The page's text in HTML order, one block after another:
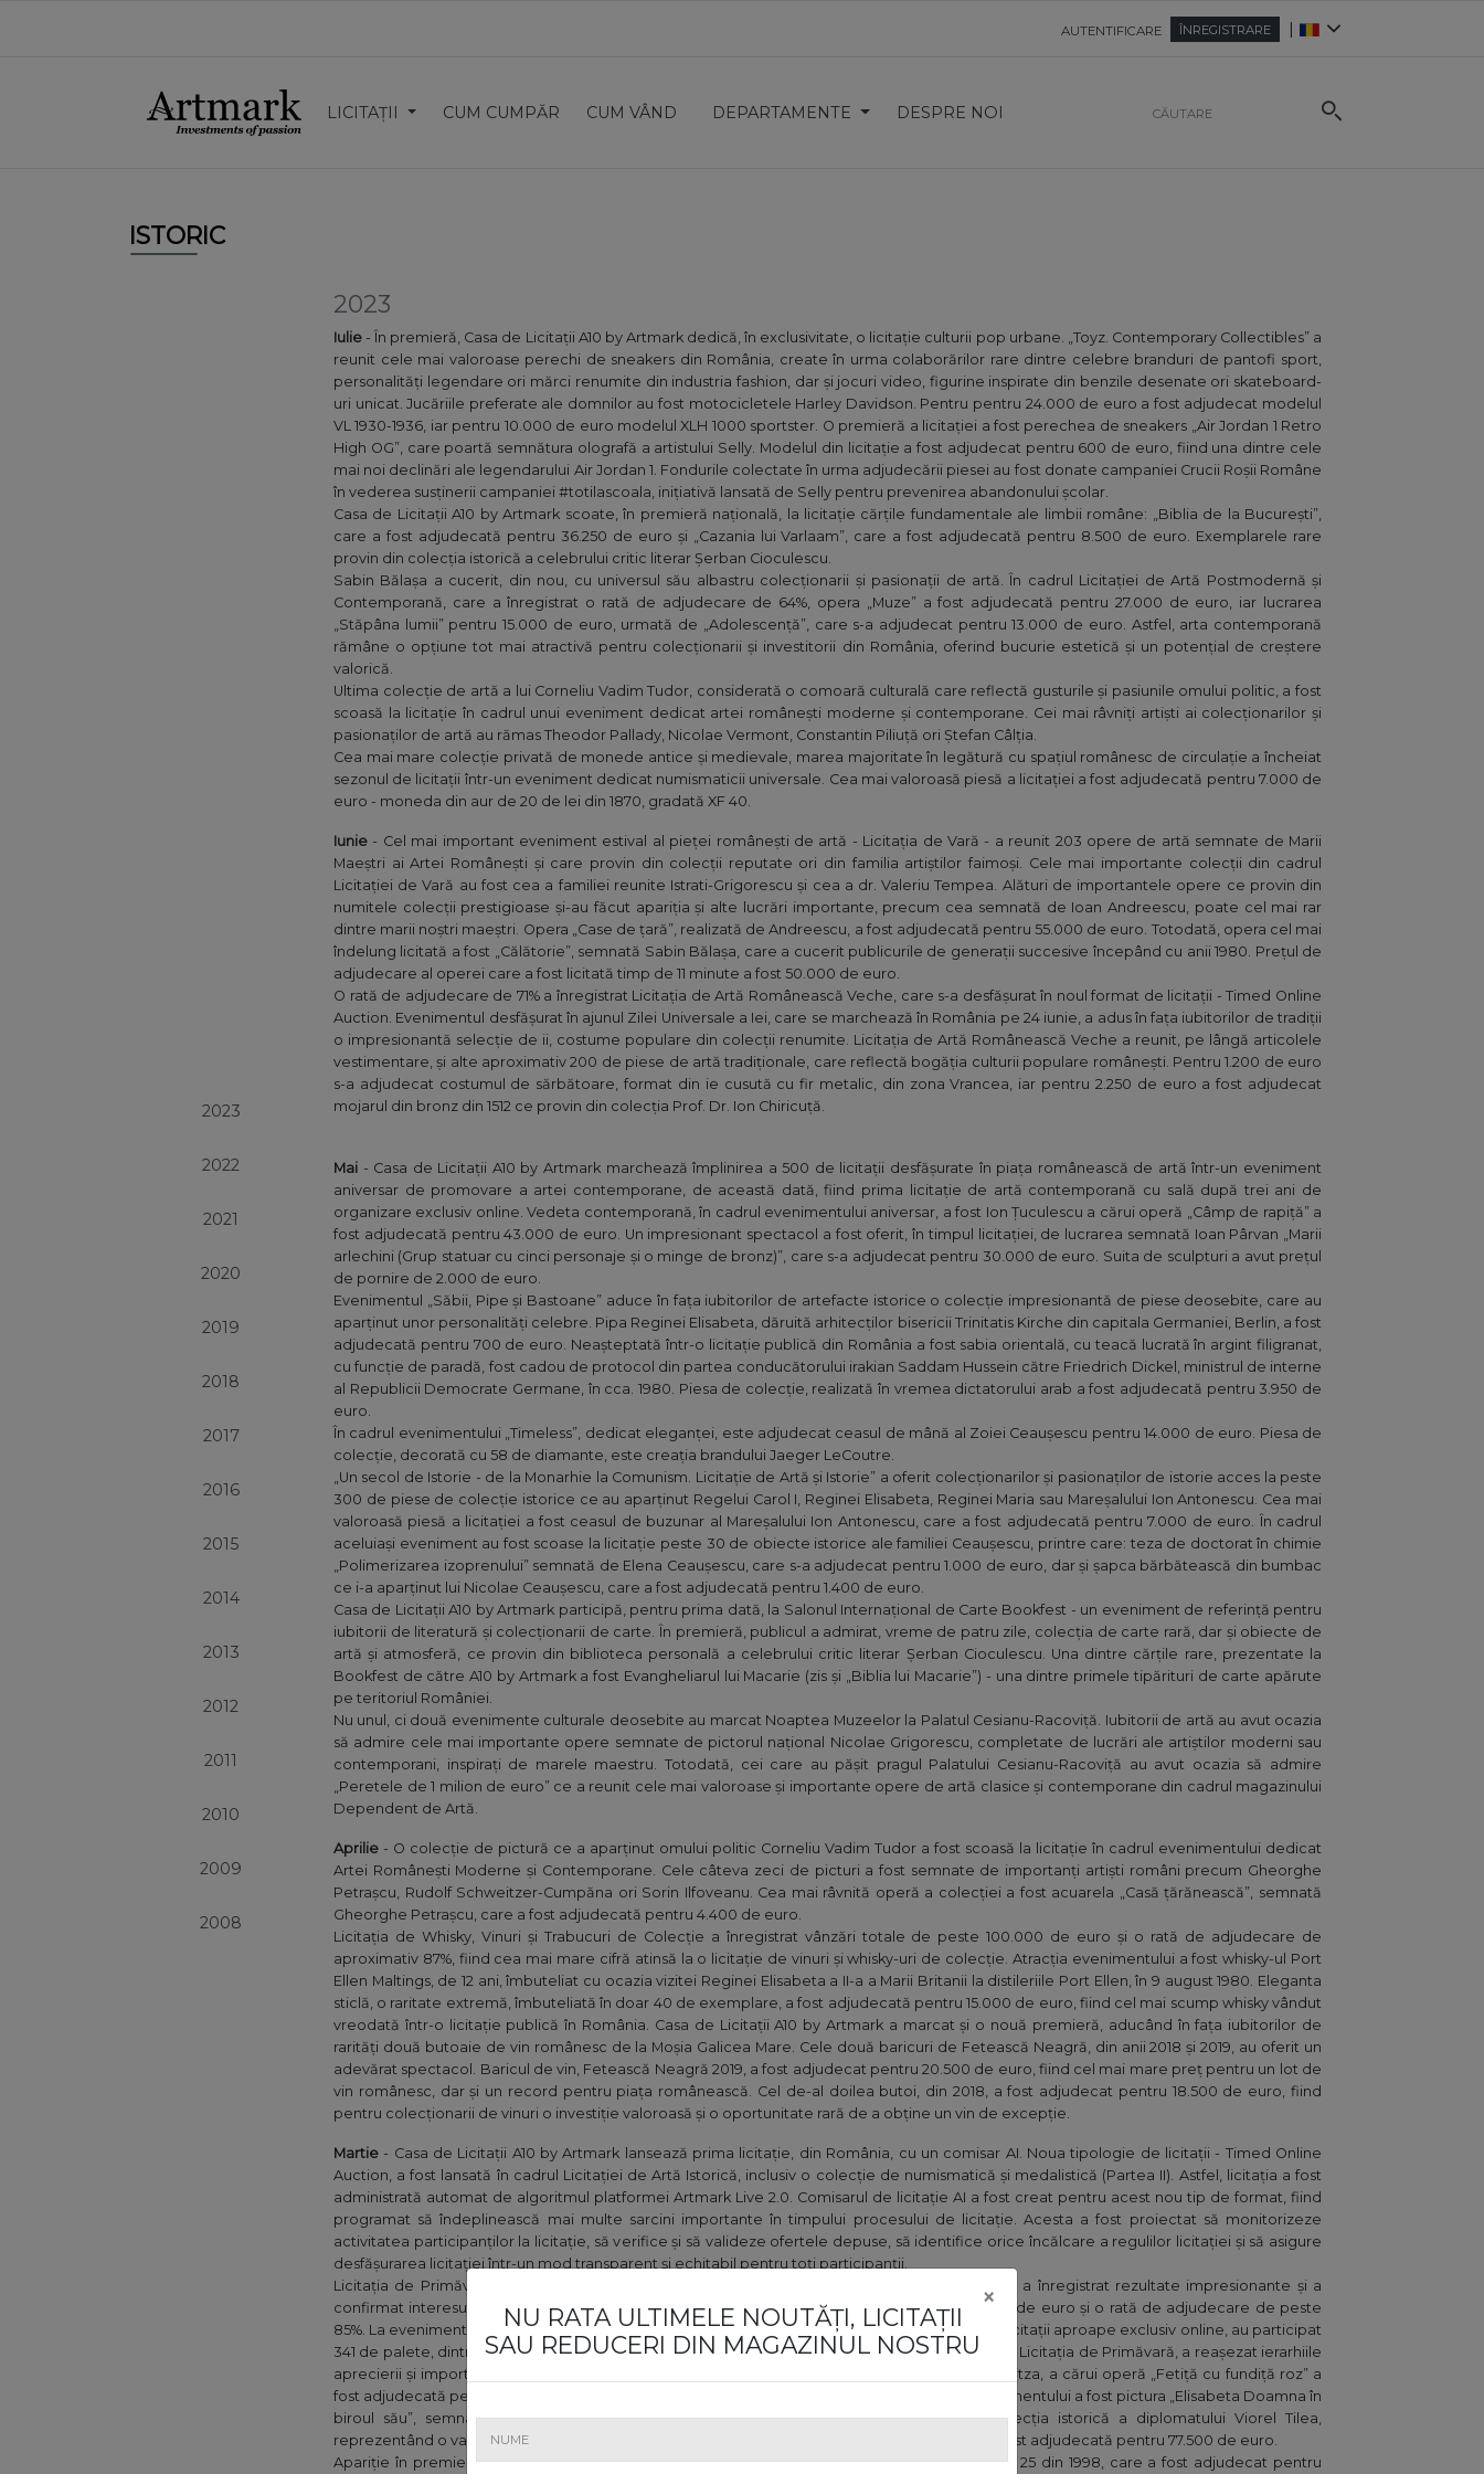
AUTENTIFICARE ÎNREGISTRARE |
LICITAȚII CUM CUMPĂR CUM VÂND DEPARTAMENTE DESPRE NOI
ISTORIC
2023
2022
2021
2020
2019
2018
2017
2016
2015
2014
2013
2012
2011
2010
2009
2008
2023
Iulie - În premieră, Casa de Licitații A10 by Artmark dedică, în exclusivitate, o licitație culturii pop urbane. „Toyz. Contemporary Collectibles” a
reunit cele mai valoroase perechi de sneakers din România, create în urma colaborărilor rare dintre celebre branduri de pantofi sport,
personalități legendare ori mărci renumite din industria fashion, dar și jocuri video, figurine inspirate din benzile desenate ori skateboard-
uri unicat. Jucăriile preferate ale domnilor au fost motocicletele Harley Davidson. Pentru pentru 24.000 de euro a fost adjudecat modelul
VL 1930-1936, iar pentru 10.000 de euro modelul XLH 1000 sportster. O premieră a licitației a fost perechea de sneakers „Air Jordan 1 Retro
High OG”, care poartă semnătura olografă a artistului Selly. Modelul din licitație a fost adjudecat pentru 600 de euro, fiind una dintre cele
mai noi declinări ale legendarului Air Jordan 1. Fondurile colectate în urma adjudecării piesei au fost donate campaniei Crucii Roșii Române
în vederea susținerii campaniei #totilascoala, inițiativă lansată de Selly pentru prevenirea abandonului școlar.
Casa de Licitații A10 by Artmark scoate, în premieră națională, la licitație cărțile fundamentale ale limbii române: „Biblia de la București”,
care a fost adjudecată pentru 36.250 de euro și „Cazania lui Varlaam”, care a fost adjudecată pentru 8.500 de euro. Exemplarele rare
provin din colecția istorică a celebrului critic literar Șerban Cioculescu.
Sabin Bălașa a cucerit, din nou, cu universul său albastru colecționarii și pasionații de artă. În cadrul Licitației de Artă Postmodernă și
Contemporană, care a înregistrat o rată de adjudecare de 64%, opera „Muze” a fost adjudecată pentru 27.000 de euro, iar lucrarea
„Stăpâna lumii” pentru 15.000 de euro, urmată de „Adolescență”, care s-a adjudecat pentru 13.000 de euro. Astfel, arta contemporană
rămâne o opțiune tot mai atractivă pentru colecționarii și investitorii din România, oferind bucurie estetică și un potențial de creștere
valorică.
Ultima colecție de artă a lui Corneliu Vadim Tudor, considerată o comoară culturală care reflectă gusturile și pasiunile omului politic, a fost
scoasă la licitație în cadrul unui eveniment dedicat artei românești moderne și contemporane. Cei mai râvniți artiști ai colecționarilor și
pasionaților de artă au rămas Theodor Pallady, Nicolae Vermont, Constantin Piliuță ori Ștefan Câlția.
Cea mai mare colecție privată de monede antice și medievale, marea majoritate în legătură cu spațiul românesc de circulație a încheiat
sezonul de licitații într-un eveniment dedicat numismaticii universale. Cea mai valoroasă piesă a licitației a fost adjudecată pentru 7.000 de
euro - moneda din aur de 20 de lei din 1870, gradată XF 40.
Iunie - Cel mai important eveniment estival al pieței românești de artă - Licitația de Vară - a reunit 203 opere de artă semnate de Marii
Maeștri ai Artei Românești și care provin din colecții reputate ori din familia artiștilor faimoși. Cele mai importante colecții din cadrul
Licitației de Vară au fost cea a familiei reunite Istrati-Grigorescu și cea a dr. Valeriu Tempea. Alături de importantele opere ce provin din
numitele colecții prestigioase și-au făcut apariția și alte lucrări importante, precum cea semnată de Ioan Andreescu, poate cel mai rar
dintre marii noștri maeștri. Opera „Case de țară”, realizată de Andreescu, a fost adjudecată pentru 55.000 de euro. Totodată, opera cel mai
îndelung licitată a fost „Călătorie”, semnată Sabin Bălașa, care a cucerit publicurile de generații succesive începând cu anii 1980. Prețul de
adjudecare al operei care a fost licitată timp de 11 minute a fost 50.000 de euro.
O rată de adjudecare de 71% a înregistrat Licitația de Artă Românească Veche, care s-a desfășurat în noul format de licitații - Timed Online
Auction. Evenimentul desfășurat în ajunul Zilei Universale a Iei, care se marchează în România pe 24 iunie, a adus în fața iubitorilor de tradiții
o impresionantă selecție de ii, costume populare din colecții renumite. Licitația de Artă Românească Veche a reunit, pe lângă articolele
vestimentare, și alte aproximativ 200 de piese de artă tradiționale, care reflectă bogăția culturii populare românești. Pentru 1.200 de euro
s-a adjudecat costumul de sărbătoare, format din ie cusută cu fir metalic, din zona Vrancea, iar pentru 2.250 de euro a fost adjudecat
mojarul din bronz din 1512 ce provin din colecția Prof. Dr. Ion Chiricuță.
Mai - Casa de Licitații A10 by Artmark marchează împlinirea a 500 de licitații desfășurate în piața românească de artă într-un eveniment
aniversar de promovare a artei contemporane, de această dată, fiind prima licitație de artă contemporană cu sală după trei ani de
organizare exclusiv online. Vedeta contemporană, în cadrul evenimentului aniversar, a fost Ion Țuculescu a cărui operă „Câmp de rapiță” a
fost adjudecată pentru 43.000 de euro. Un impresionant spectacol a fost oferit, în timpul licitației, de lucrarea semnată Ioan Pârvan „Marii
arlechini (Grup statuar cu cinci personaje și o minge de bronz)”, care s-a adjudecat pentru 30.000 de euro. Suita de sculpturi a avut prețul
de pornire de 2.000 de euro.
Evenimentul „Săbii, Pipe și Bastoane” aduce în fața iubitorilor de artefacte istorice o colecție impresionantă de piese deosebite, care au
aparținut unor personalități celebre. Pipa Reginei Elisabeta, dăruită arhitecților bisericii Trinitatis Kirche din capitala Germaniei, Berlin, a fost
adjudecată pentru 700 de euro. Neașteptată într-o licitație publică din România a fost sabia orientală, cu teacă lucrată în argint filigranat,
cu funcție de paradă, fost cadou de protocol din partea conducătorului irakian Saddam Hussein către Friedrich Dickel, ministrul de interne
al Republicii Democrate Germane, în cca. 1980. Piesa de colecție, realizată în vremea dictatorului arab a fost adjudecată pentru 3.950 de
euro.
În cadrul evenimentului „Timeless”, dedicat eleganței, este adjudecat ceasul de mână al Zoiei Ceaușescu pentru 14.000 de euro. Piesa de
colecție, decorată cu 58 de diamante, este creația brandului Jaeger LeCoutre.
„Un secol de Istorie - de la Monarhie la Comunism. Licitație de Artă și Istorie” a oferit colecționarilor și pasionaților de istorie acces la peste
300 de piese de colecție istorice ce au aparținut Regelui Carol I, Reginei Elisabeta, Reginei Maria sau Mareșalului Ion Antonescu. Cea mai
valoroasă piesă a licitației a fost ceasul de buzunar al Mareșalului Ion Antonescu, care a fost adjudecată pentru 7.000 de euro. În cadrul
aceluiași eveniment au fost scoase la licitație peste 30 de obiecte istorice ale familiei Ceaușescu, printre care: teza de doctorat în chimie
„Polimerizarea izoprenului” semnată de Elena Ceaușescu, care s-a adjudecat pentru 1.000 de euro, dar și șapca bărbătească din bumbac
ce i-a aparținut lui Nicolae Ceaușescu, care a fost adjudecată pentru 1.400 de euro.
Casa de Licitații A10 by Artmark participă, pentru prima dată, la Salonul Internațional de Carte Bookfest - un eveniment de referință pentru
iubitorii de literatură și colecționarii de carte. În premieră, publicul a admirat, vreme de patru zile, colecția de carte rară, dar și obiecte de
artă și atmosferă, ce provin din biblioteca personală a celebrului critic literar Șerban Cioculescu. Una dintre cărțile rare, prezentate la
Bookfest de către A10 by Artmark a fost Evangheliarul lui Macarie (zis și „Biblia lui Macarie”) - una dintre primele tipărituri de carte apărute
pe teritoriul României.
Nu unul, ci două evenimente culturale deosebite au marcat Noaptea Muzeelor la Palatul Cesianu-Racoviță. Iubitorii de artă au avut ocazia
să admire cele mai importante opere semnate de pictorul național Nicolae Grigorescu, completate de lucrări ale artiștilor moderni sau
contemporani, inspirați de marele maestru. Totodată, cei care au pășit pragul Palatului Cesianu-Racoviță au avut ocazia să admire
„Peretele de 1 milion de euro” ce a reunit cele mai valoroase și importante opere de artă clasice și contemporane din cadrul magazinului
Dependent de Artă.
Aprilie - O colecție de pictură ce a aparținut omului politic Corneliu Vadim Tudor a fost scoasă la licitație în cadrul evenimentului dedicat
Artei Românești Moderne și Contemporane. Cele câteva zeci de picturi a fost semnate de importanți artiști români precum Gheorghe
Petrașcu, Rudolf Schweitzer-Cumpăna ori Sorin Ilfoveanu. Cea mai râvnită operă a colecției a fost acuarela „Casă țărănească”, semnată
Gheorghe Petrașcu, care a fost adjudecată pentru 4.400 de euro.
Licitația de Whisky, Vinuri și Trabucuri de Colecție a înregistrat vânzări totale de peste 100.000 de euro și o rată de adjudecare de
aproximativ 87%, fiind cea mai mare cifră atinsă la o licitație de vinuri și whisky-uri de colecție. Atracția evenimentului a fost whisky-ul Port
Ellen Maltings, de 12 ani, îmbuteliat cu ocazia vizitei Reginei Elisabeta a II-a a Marii Britanii la distileriile Port Ellen, în 9 august 1980. Eleganta
sticlă, o raritate extremă, îmbuteliată în doar 40 de exemplare, a fost adjudecată pentru 15.000 de euro, fiind cel mai scump whisky vândut
vreodată într-o licitație publică în România. Casa de Licitații A10 by Artmark a marcat și o nouă premieră, aducând în fața iubitorilor de
rarități două butoaie de vin românesc de la Moșia Galicea Mare. Cele două baricuri de Fetească Neagră, din anii 2018 și 2019, au oferit un
adevărat spectacol. Baricul de vin, Fetească Neagră 2019, a fost adjudecat pentru 20.500 de euro, fiind cel mai mare preț pentru un lot de
vin românesc, dar și un record pentru piața românească. Cel de-al doilea butoi, din 2018, a fost adjudecat pentru 18.500 de euro, fiind
pentru colecționarii de vinuri o investiție valoroasă și o oportunitate rară de a obține un vin de excepție.
Martie - Casa de Licitații A10 by Artmark lansează prima licitație, din România, cu un comisar AI. Noua tipologie de licitații - Timed Online
Auction, a fost lansată în cadrul Licitației de Artă Istorică, inclusiv o colecție de numismatică și medalistică (Partea II). Astfel, licitația a fost
administrată automat de algoritmul platformei Artmark Live 2.0. Comisarul de licitație AI a fost creat pentru acest nou tip de format, fiind
programat să îndeplinească mai multe sarcini importante în timpului procesului de licitație. Acesta a fost proiectat să monitorizeze
activitatea participanților la licitație, să verifice și să valideze ofertele depuse, să identifice orice încălcare a regulilor licitației și să asigure
desfășurarea licitației într-un mod transparent și echitabil pentru toți participanții.
Licitația de Primăvară, cel mai mare eveniment al pieței românești de artă din acest sezon, a înregistrat rezultate impresionante și a
confirmat interesul solid pentru arta românească importantă: un total de aproximativ 1 milion de euro și o rată de adjudecare de peste
85%. La evenimentul aniversar - Licitația cu nr. 500, organizat pentru prima dată după 3 ani de licitații aproape exclusiv online, au participat
341 de palete, dintre care 80 de palete în sală și prin telefon. Evenimentul aniversar, cu nr. 500 - Licitația de Primăvară, a reașezat ierarhiile
aprecierii și importanței în arta românească. Topul adjudecărilor a fost condus de Nicolae Tonitza, a cărui operă „Fetiță cu fundiță roz” a
fost adjudecată pentru 110.000 de euro. Totodată, una dintre cele mai așteptate opere a evenimentului a fost pictura „Elisabeta Doamna în
biroul său”, semnată de pictorul național Nicolae Grigorescu. Opera, ce provine din colecția istorică a diplomatului Viorel Tilea,
reprezentând o variantă mai mică a celei finale aflate în colecția familiei regale a României, a fost adjudecată pentru 77.500 de euro.
Apariție în premieră la Casa de Licitații A10 by Artmark, dar și în România: iahtul Cranchi Perla 25 din 1998, care a fost adjudecat pentru
NU RATA ULTIMELE NOUTĂȚI, LICITAȚII
SAU REDUCERI DIN MAGAZINUL NOSTRU
×